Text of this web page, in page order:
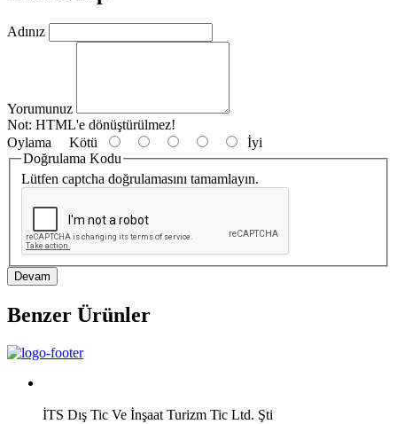
Adınız
Yorumunuz
Not: HTML'e dönüştürülmez!
Oylama Kötü
İyi
Doğrulama Kodu
Lütfen captcha doğrulamasını tamamlayın.
Devam
Benzer Ürünler
İTS Dış Tic Ve İnşaat Turizm Tic Ltd. Şti